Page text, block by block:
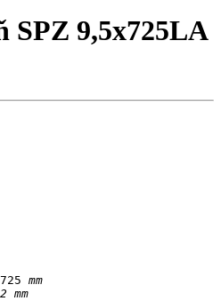
SPZ 9,5x725LA
mm